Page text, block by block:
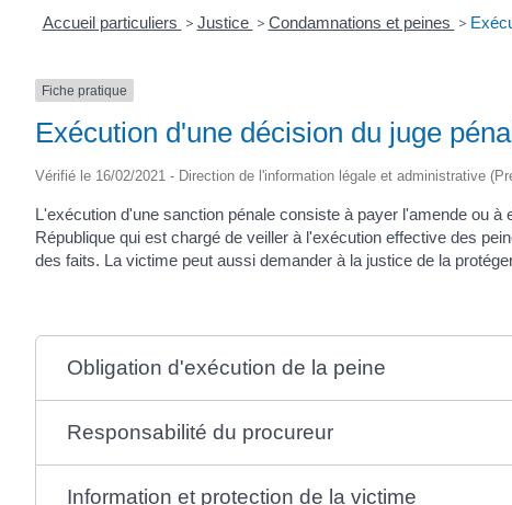
Accueil particuliers > Justice > Condamnations et peines >
Fiche pratique
Exécution d'une décision du juge
Vérifié le 16/02/2021 - Direction de l'information légale et administrative
L'exécution d'une sanction pénale consiste à payer l'amende ou
République qui est chargé de veiller à l'exécution effective des
des faits. La victime peut aussi demander à la justice de la
Obligation d'exécution de la peine
Responsabilité du procureur
Information et protection de la victime